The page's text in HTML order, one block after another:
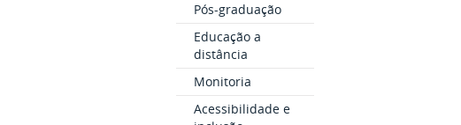
Pós-graduação
Educação a
distância
Monitoria
Acessibilidade e